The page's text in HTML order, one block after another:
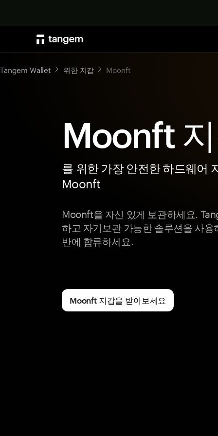
Tangem Wallet 위한 지갑 Moonft
Moonft
를 위한 가장 안전한 하드웨어
Moonft
Moonft을 자신 있게 보관하세요.
하고 자기보관 가능한 솔루션을 사
반에 합류하세요.
Moonft 지갑을 받아보세요